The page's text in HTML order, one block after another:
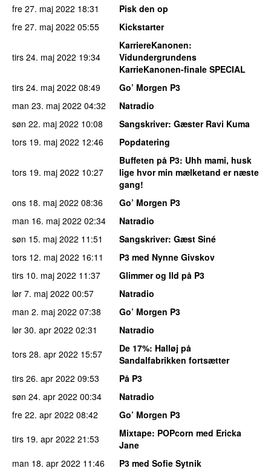
fre 27. maj 2022 18:31
Pisk den op
fre 27. maj 2022 05:55 Kickstarter
tirs 24. maj 2022 19:34
KarriereKanonen:
Vidundergrundens
KarrieKanonen-finale SPECIAL
tirs 24. maj 2022 08:49
Go’ Morgen P3
man 23. maj 2022 04:32
Natradio
søn 22. maj 2022 10:08 Sangskriver: Gæster Ravi Kuma
tors 19. maj 2022 12:46 Popdatering
tors 19. maj 2022 10:27
Buffeten på P3: Uhh mami, husk
lige hvor min mælketand er næste
gang!
ons 18. maj 2022 08:36
Go’ Morgen P3
man 16. maj 2022 02:34
Natradio
søn 15. maj 2022 11:51 Sangskriver: Gæst Siné
tors 12. maj 2022 16:11
P3 med Nynne Givskov
tirs 10. maj 2022 11:37
Glimmer og Ild på P3
lør 7. maj 2022 00:57
Natradio
man 2. maj 2022 07:38
Go’ Morgen P3
lør 30. apr 2022 02:31
Natradio
tors 28. apr 2022 15:57 De 17%: Halløj på
Sandalfabrikken fortsætter
tirs 26. apr 2022 09:53
På P3
søn 24. apr 2022 00:34
Natradio
fre 22. apr 2022 08:42
Go’ Morgen P3
tirs 19. apr 2022 21:53 Mixtape: POPcorn med Ericka
Jane
man 18. apr 2022 11:46
P3 med Sofie Sytnik